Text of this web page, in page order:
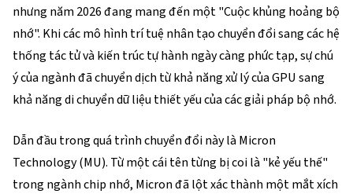
nhưng năm 2026 đang mang đến một "Cuộc khủng hoảng bộ
nhớ". Khi các mô hình trí tuệ nhân tạo chuyển đổi sang các hệ
thống tác tử và kiến trúc tự hành ngày càng phức tạp, sự chú
ý của ngành đã chuyển dịch từ khả năng xử lý của GPU sang
khả năng di chuyển dữ liệu thiết yếu của các giải pháp bộ nhớ.
Dẫn đầu trong quá trình chuyển đổi này là Micron
Technology (MU). Từ một cái tên từng bị coi là "kẻ yếu thế"
trong ngành chip nhớ, Micron đã lột xác thành một mắt xích